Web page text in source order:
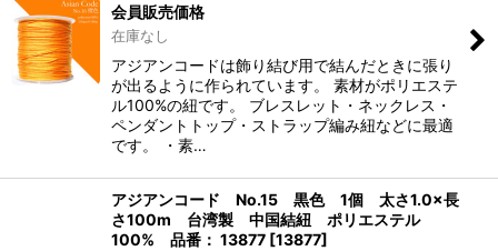
会員販売価格
在庫なし
アジアンコードは飾り結び用で結んだときに張り
が出るように作られています。 素材がポリエステ
ル100%の紐です。 ブレスレット・ネックレス・
ペンダントトップ・ストラップ編み紐などに最適
です。 ・素…
アジアンコード No.15 黒色 1個 太さ1.0×長
さ100m 台湾製 中国結紐 ポリエステル
100% 品番： 13877 [13877]